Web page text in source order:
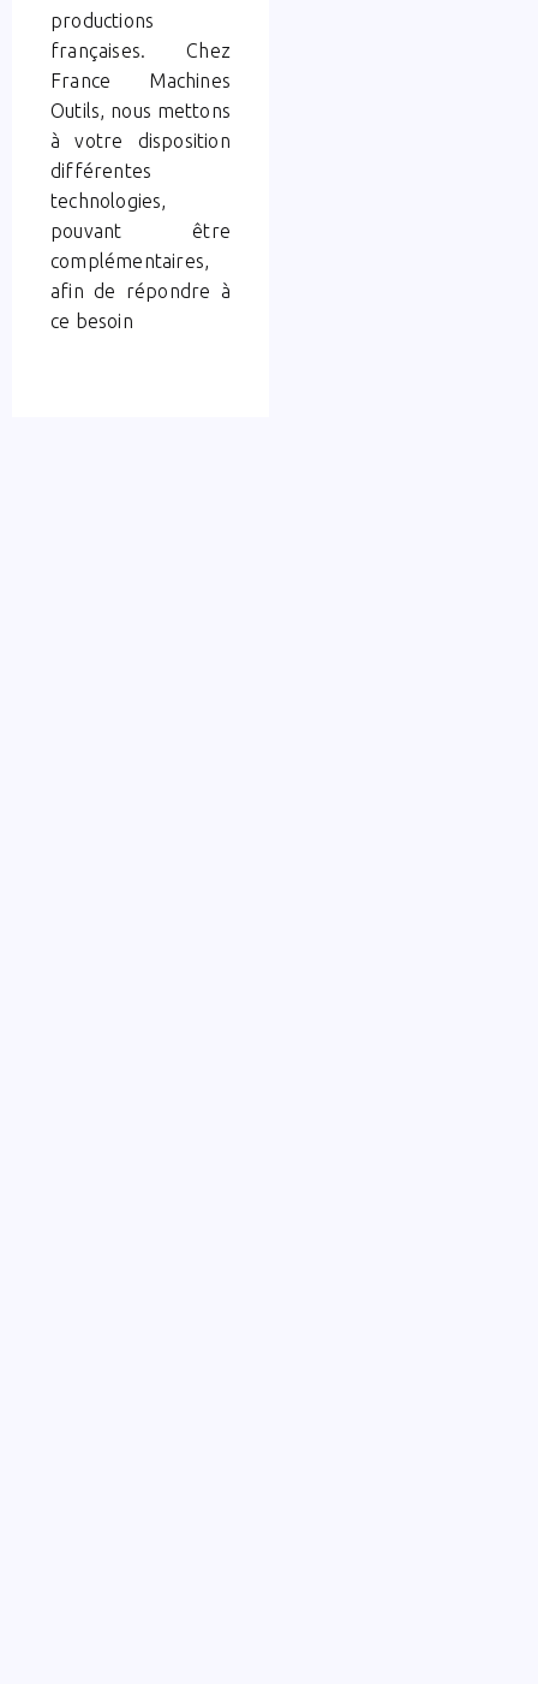
productions
françaises. Chez
France Machines
Outils, nous mettons
à votre disposition
différentes
technologies,
pouvant être
complémentaires,
afin de répondre à
ce besoin